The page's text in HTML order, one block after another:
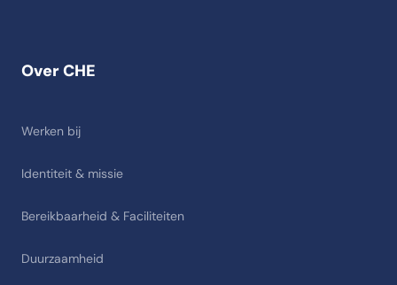
Over CHE
Werken bij
Identiteit & missie
Bereikbaarheid & Faciliteiten
Duurzaamheid